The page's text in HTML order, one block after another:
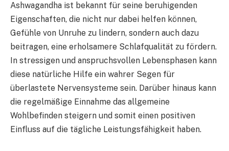
Ashwagandha ist bekannt für seine beruhigenden
Eigenschaften, die nicht nur dabei helfen können,
Gefühle von Unruhe zu lindern, sondern auch dazu
beitragen, eine erholsamere Schlafqualität zu fördern.
In stressigen und anspruchsvollen Lebensphasen kann
diese natürliche Hilfe ein wahrer Segen für
überlastete Nervensysteme sein. Darüber hinaus kann
die regelmäßige Einnahme das allgemeine
Wohlbefinden steigern und somit einen positiven
Einfluss auf die tägliche Leistungsfähigkeit haben.